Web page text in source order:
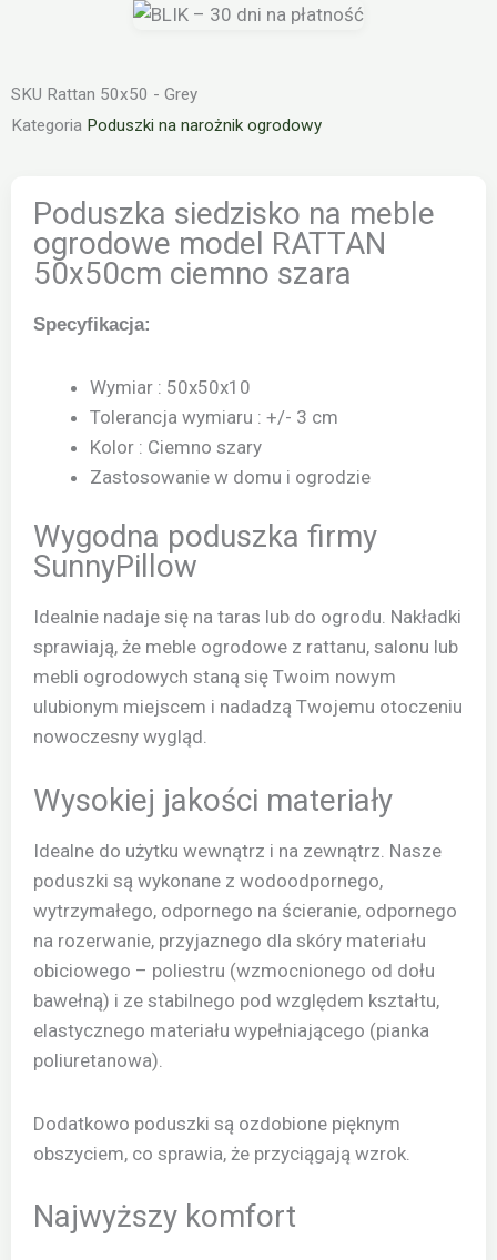
SKU Rattan 50x50 - Grey
Kategoria Poduszki na narożnik ogrodowy
Poduszka siedzisko na meble
ogrodowe model RATTAN
50x50cm ciemno szara
Specyfikacja:
Wymiar : 50x50x10
Tolerancja wymiaru : +/- 3 cm
Kolor : Ciemno szary
Zastosowanie w domu i ogrodzie
Wygodna poduszka firmy
SunnyPillow
Idealnie nadaje się na taras lub do ogrodu. Nakładki
sprawiają, że meble ogrodowe z rattanu, salonu lub
mebli ogrodowych staną się Twoim nowym
ulubionym miejscem i nadadzą Twojemu otoczeniu
nowoczesny wygląd.
Wysokiej jakości materiały
Idealne do użytku wewnątrz i na zewnątrz. Nasze
poduszki są wykonane z wodoodpornego,
wytrzymałego, odpornego na ścieranie, odpornego
na rozerwanie, przyjaznego dla skóry materiału
obiciowego – poliestru (wzmocnionego od dołu
bawełną) i ze stabilnego pod względem kształtu,
elastycznego materiału wypełniającego (pianka
poliuretanowa).
Dodatkowo poduszki są ozdobione pięknym
obszyciem, co sprawia, że przyciągają wzrok.
Najwyższy komfort